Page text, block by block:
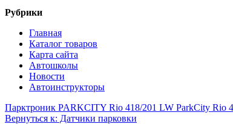
Рубрики
Главная
Каталог товаров
Карта сайта
Автошколы
Новости
Автоинструкторы
Парктроник PARKCITY Rio 418/201 LW ParkCity Rio
Вернуться к: Датчики парковки